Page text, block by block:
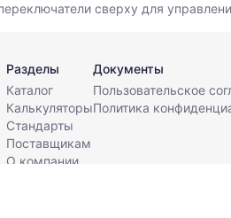
сверху для
Разделы
Каталог
Калькуляторы
Стандарты
Поставщикам
О компании
Документы
Пользовательское
Политика